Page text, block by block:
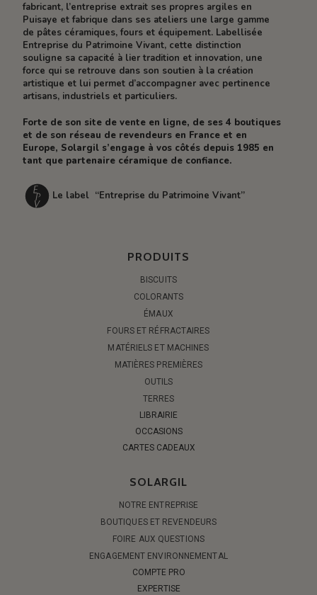
fabricant, l’entreprise extrait ses propres argiles en
Puisaye et fabrique dans ses ateliers une large gamme
de pâtes céramiques, fours et équipement. Labellisée
Entreprise du Patrimoine Vivant, cette distinction
souligne sa capacité à lier tradition et innovation, une
force qui se retrouve dans son soutien à la création
artistique et lui permet d’accompagner avec pertinence
artisans, industriels et particuliers.
Forte de son site de vente en ligne, de ses 4 boutiques
et de son réseau de revendeurs en France et en
Europe, Solargil s’engage à vos côtés depuis 1985 en
tant que partenaire céramique de confiance.
Le label “Entreprise du Patrimoine Vivant”
PRODUITS
BISCUITS
COLORANTS
ÉMAUX
FOURS ET RÉFRACTAIRES
MATÉRIELS ET MACHINES
MATIÈRES PREMIÈRES
OUTILS
TERRES
LIBRAIRIE
OCCASIONS
CARTES CADEAUX
SOLARGIL
NOTRE ENTREPRISE
BOUTIQUES ET REVENDEURS
FOIRE AUX QUESTIONS
ENGAGEMENT ENVIRONNEMENTAL
COMPTE PRO
EXPERTISE